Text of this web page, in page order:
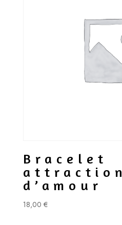
Bracelet
attraction
d’amour
18,00 €